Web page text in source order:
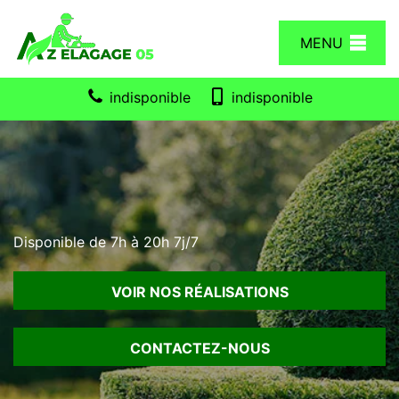
MENU
indisponible indisponible
Disponible de 7h à 20h 7j/7
VOIR NOS RÉALISATIONS
CONTACTEZ-NOUS